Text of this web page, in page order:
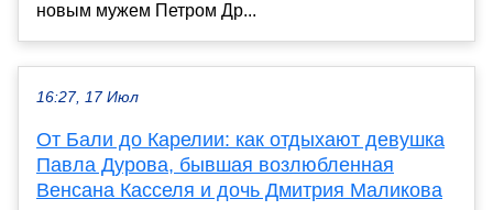
новым мужем Петром Др...
16:27, 17 Июл
От Бали до Карелии: как отдыхают девушка
Павла Дурова, бывшая возлюбленная
Венсана Касселя и дочь Дмитрия Маликова